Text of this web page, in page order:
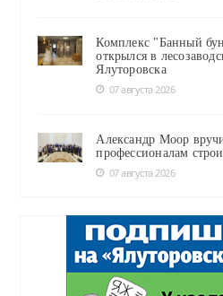
Комплекс "Банный
открылся в
Ялуторовска
07 августа 2026
Александр Моор
профессионалам
07 августа 2026